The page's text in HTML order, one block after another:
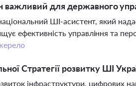
важливий для державного
ШІ-асистент, який
ефективність управління та
Стратегії розвитку ШІ
інфраструктури, цифрових